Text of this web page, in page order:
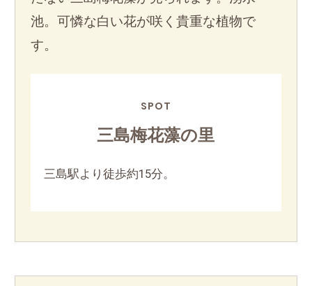
池。可憐な白い花が咲く貴重な植物で
す。
SPOT
三島梅花藻の里
三島駅より徒歩約15分。